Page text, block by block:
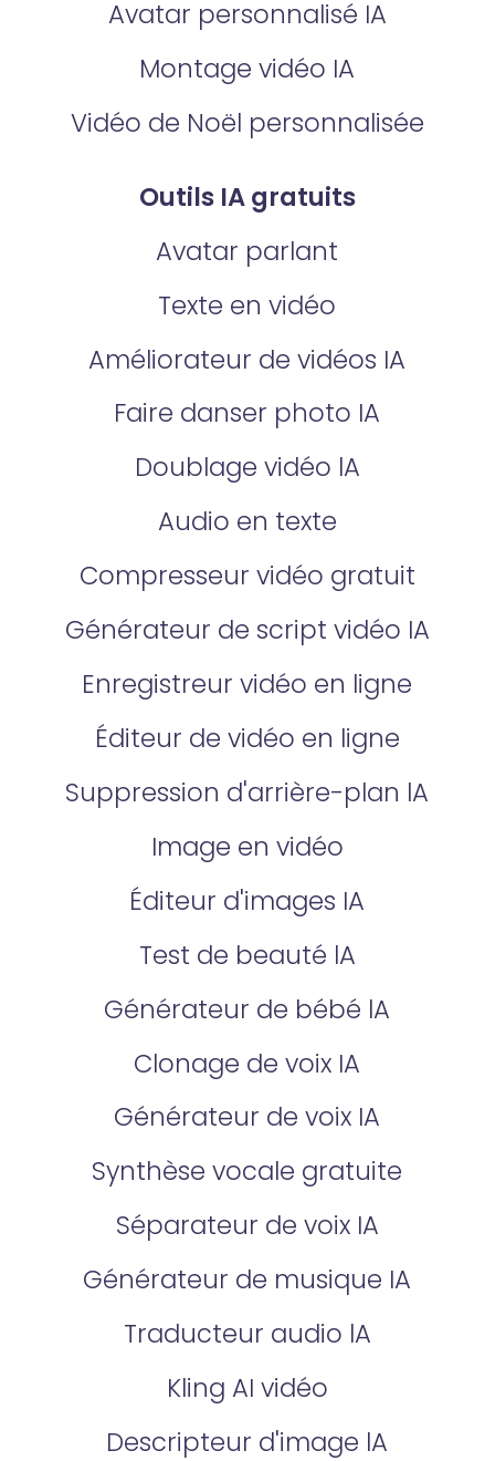
Avatar personnalisé IA
Montage vidéo IA
Vidéo de Noël personnalisée
Outils IA gratuits
Avatar parlant
Texte en vidéo
Améliorateur de vidéos IA
Faire danser photo IA
Doublage vidéo lA
Audio en texte
Compresseur vidéo gratuit
Générateur de script vidéo IA
Enregistreur vidéo en ligne
Éditeur de vidéo en ligne
Suppression d'arrière-plan lA
Image en vidéo
Éditeur d'images IA
Test de beauté lA
Générateur de bébé lA
Clonage de voix IA
Générateur de voix IA
Synthèse vocale gratuite
Séparateur de voix IA
Générateur de musique IA
Traducteur audio lA
Kling AI vidéo
Descripteur d'image lA